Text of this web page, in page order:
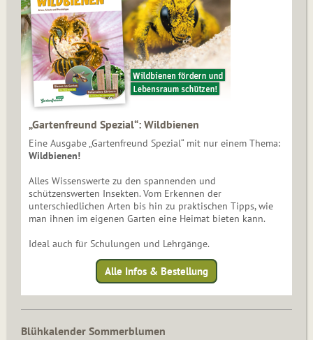
„Gartenfreund Spezial“: Wildbienen
Eine Ausgabe „Gartenfreund Spezial“ mit nur einem Thema:
Wildbienen!
Alles Wissenswerte zu den spannenden und
schützenswerten Insekten. Vom Erkennen der
unterschiedlichen Arten bis hin zu praktischen Tipps, wie
man ihnen im eigenen Garten eine Heimat bieten kann.
Ideal auch für Schulungen und Lehrgänge.
Alle Infos & Bestellung
Blühkalender Sommerblumen